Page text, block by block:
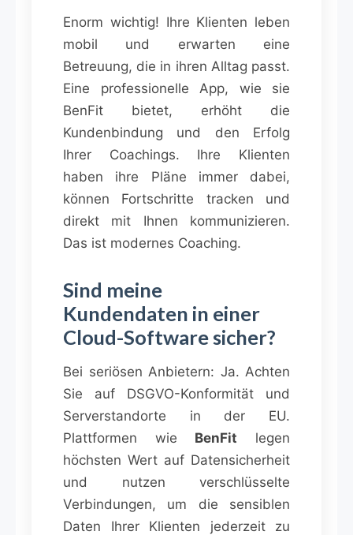
Enorm wichtig! Ihre Klienten leben
mobil und erwarten eine
Betreuung, die in ihren Alltag passt.
Eine professionelle App, wie sie
BenFit bietet, erhöht die
Kundenbindung und den Erfolg
Ihrer Coachings. Ihre Klienten
haben ihre Pläne immer dabei,
können Fortschritte tracken und
direkt mit Ihnen kommunizieren.
Das ist modernes Coaching.
Sind meine
Kundendaten in einer
Cloud-Software sicher?
Bei seriösen Anbietern: Ja. Achten
Sie auf DSGVO-Konformität und
Serverstandorte in der EU.
Plattformen wie BenFit legen
höchsten Wert auf Datensicherheit
und nutzen verschlüsselte
Verbindungen, um die sensiblen
Daten Ihrer Klienten jederzeit zu